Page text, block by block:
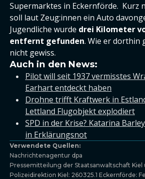
Supermarktes in Eckernförde. Kurz
soll laut Zeug:innen ein Auto
Jugendliche wurde drei Kilometer
entfernt gefunden. Wie er dorthin
nicht gewiss.
Auch in den News:
Pilot will seit 1937 vermisstes
Earhart entdeckt haben
Drohne trifft Kraftwerk in
Lettland Flugobjekt explodiert
SPD in der Krise? Katarina
in Erklärungsnot
Verwendete Quellen:
Nachrichtenagentur dpa
Pressemitteilung der Staatsanwaltschaft Kiel
Polizeidirektion Kiel: 260325.1 Eckernförde: